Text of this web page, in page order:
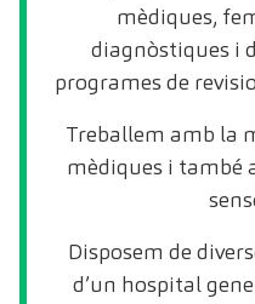
mèdiques,
diagnòstiques i
programes de
Treballem amb la
mèdiques i també
Disposem de
d’un hospital